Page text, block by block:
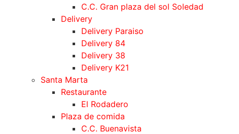
C.C. Gran plaza del sol Soledad
Delivery
Delivery Paraiso
Delivery 84
Delivery 38
Delivery K21
Santa Marta
Restaurante
El Rodadero
Plaza de comida
C.C. Buenavista